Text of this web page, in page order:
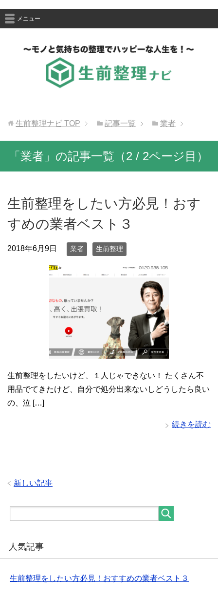
メニュー
生前整理ナビ TOP 記事一覧 業者
「業者」の記事一覧（2 / 2ページ目）
生前整理をしたい方必見！おす
すめの業者ベスト３
2018年6月9日 業者 生前整理
生前整理をしたいけど、１人じゃできない！ たくさん不
用品でてきたけど、自分で処分出来ないしどうしたら良い
の、泣 […]
続きを読む
新しい記事
人気記事
生前整理をしたい方必見！おすすめの業者ベスト３